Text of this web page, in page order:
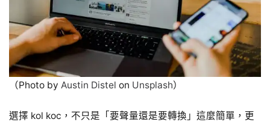
（Photo by Austin Distel on Unsplash）
選擇 kol koc，不只是「要聲量還是要轉換」這麼簡單，更